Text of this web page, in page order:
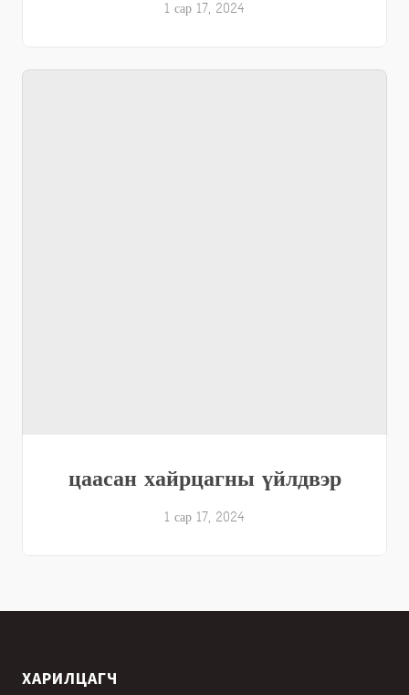
1 сар 17, 2024
цаасан хайрцагны үйлдвэр
1 сар 17, 2024
ХАРИЛЦАГЧ